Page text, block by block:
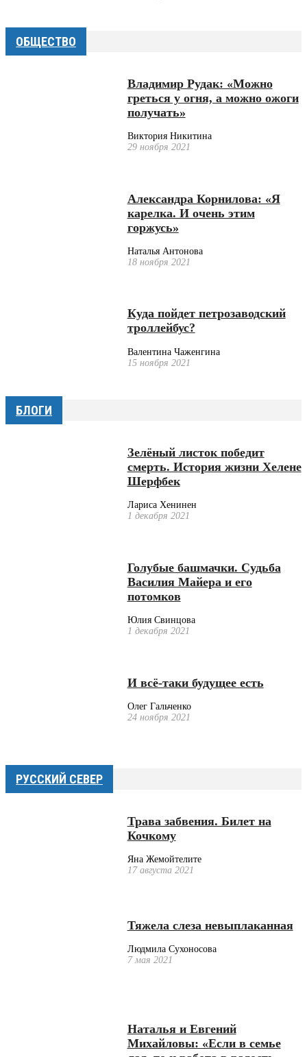
ОБЩЕСТВО
Владимир Рудак: «Можно
греться у огня, а можно ожоги
получать»
Виктория Никитина
29 ноября 2021
Александра Корнилова: «Я
карелка. И очень этим
горжусь»
Наталья Антонова
18 ноября 2021
Куда пойдет петрозаводский
троллейбус?
Валентина Чаженгина
15 ноября 2021
БЛОГИ
Зелёный листок победит
смерть. История жизни Хелене
Шерфбек
Лариса Хенинен
1 декабря 2021
Голубые башмачки. Судьба
Василия Майера и его
потомков
Юлия Свинцова
1 декабря 2021
И всё-таки будущее есть
Олег Гальченко
24 ноября 2021
РУССКИЙ СЕВЕР
Трава забвения. Билет на
Кочкому
Яна Жемойтелите
17 августа 2021
Тяжела слеза невыплаканная
Людмила Сухоносова
7 мая 2021
Наталья и Евгений
Михайловы: «Если в семье